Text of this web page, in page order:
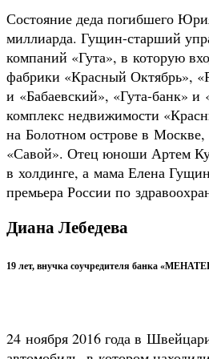
Состояние деда погибшего
миллиарда. Гущин-старший
компаний «Гута», в которую
фабрики «Красный Октябрь»,
и «Бабаевский», «Гута-банк» и
комплекс недвижимости
на Болотном острове в Москве,
«Савой». Отец юноши Артем
в холдинге, а мама Елена
премьера России по
Диана Лебедева
19 лет, внучка соучредителя банка
24 ноября 2016 года в